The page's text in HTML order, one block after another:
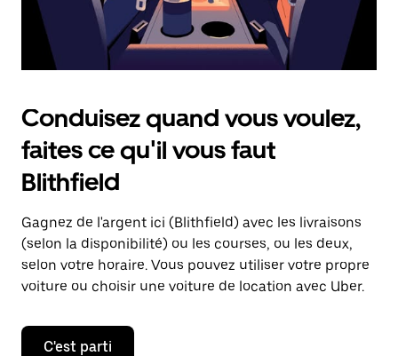
calendrier.
Conduisez quand vous voulez,
faites ce qu'il vous faut
Blithfield
Gagnez de l'argent ici (Blithfield) avec les livraisons
(selon la disponibilité) ou les courses, ou les deux,
selon votre horaire. Vous pouvez utiliser votre propre
voiture ou choisir une voiture de location avec Uber.
C'est parti